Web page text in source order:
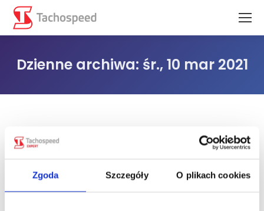
Zgoda Szczegóły O plikach cookies
Dzienne archiwa: śr., 10 mar 2021